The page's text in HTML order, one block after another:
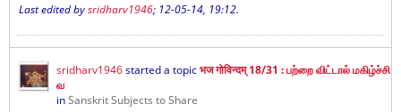
Last edited bysridharv1946; 12-05-14, 19:12.
sridharv1946started a topicभज गोविन्दम् 18/31 : பற்றை விட்டால் மகிழ்ச்சி
வ
inSanskrit Subjects to Share